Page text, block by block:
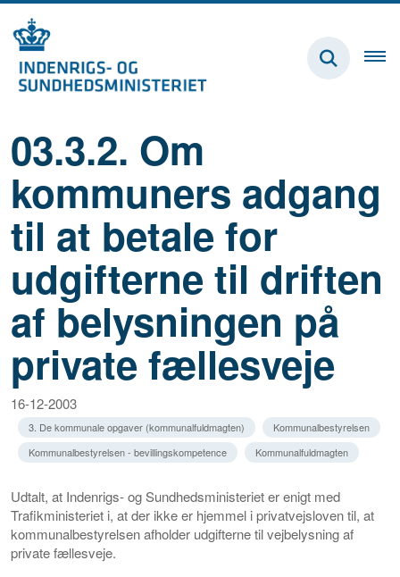
03.3.2. Om
kommuners adgang
til at betale for
udgifterne til driften
af belysningen på
private fællesveje
16-12-2003
3. De kommunale opgaver (kommunalfuldmagten)
Kommunalbestyrelsen
Kommunalbestyrelsen - bevillingskompetence
Kommunalfuldmagten
Udtalt, at Indenrigs- og Sundhedsministeriet er enigt med
Trafikministeriet i, at der ikke er hjemmel i privatvejsloven til, at
kommunalbestyrelsen afholder udgifterne til vejbelysning af
private fællesveje.